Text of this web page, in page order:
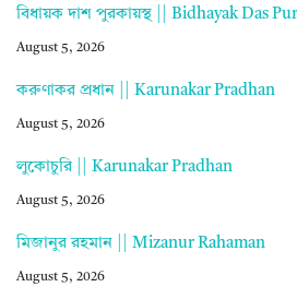
বিধায়ক দাশ পুরকায়স্থ || Bidhayak Das
August 5, 2026
করুণাকর প্রধান || Karunakar Pradhan
August 5, 2026
লুকোচুরি || Karunakar Pradhan
August 5, 2026
মিজানুর রহমান || Mizanur Rahaman
August 5, 2026